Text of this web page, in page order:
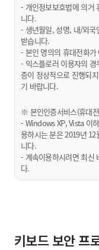
- 개인정보보호법에 의거
니다.
- 생년월일, 성명, 내/외국
받습니다.
- 본인 명의의 휴대전화
- 익스플로러 이용자의
증이 정상적으로 진행되
기 바랍니다.
※ 본인인증서비스(휴대
- Windows XP, Vista 이
용하시는 분은 2019년
니다.
- 계속이용하시려면 최신
다.
키보드 보안 프